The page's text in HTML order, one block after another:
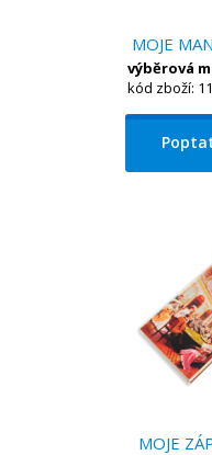
MOJE
výběrová
kód zboží:
MOJE